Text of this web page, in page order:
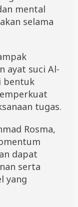
mental
selama
ayat suci Al-
bentuk
tugas.
Rosma,
dapat
serta
yang